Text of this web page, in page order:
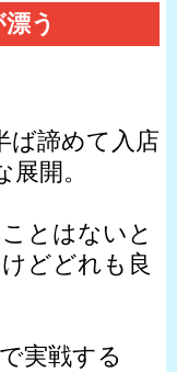
う
ば諦めて入店
開。
とはないと
どどれも良
実戦する